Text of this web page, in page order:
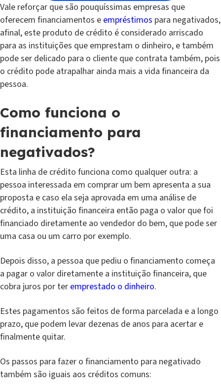
Vale reforçar que são pouquíssimas empresas que
oferecem financiamentos e empréstimos para negativados,
afinal, este produto de crédito é considerado arriscado
para as instituições que emprestam o dinheiro, e também
pode ser delicado para o cliente que contrata também, pois
o crédito pode atrapalhar ainda mais a vida financeira da
pessoa.
Como funciona o
financiamento para
negativados?
Esta linha de crédito funciona como qualquer outra: a
pessoa interessada em comprar um bem apresenta a sua
proposta e caso ela seja aprovada em uma análise de
crédito, a instituição financeira então paga o valor que foi
financiado diretamente ao vendedor do bem, que pode ser
uma casa ou um carro por exemplo.
Depois disso, a pessoa que pediu o financiamento começa
a pagar o valor diretamente a instituição financeira, que
cobra juros por ter emprestado o dinheiro.
Estes pagamentos são feitos de forma parcelada e a longo
prazo, que podem levar dezenas de anos para acertar e
finalmente quitar.
Os passos para fazer o financiamento para negativado
também são iguais aos créditos comuns: